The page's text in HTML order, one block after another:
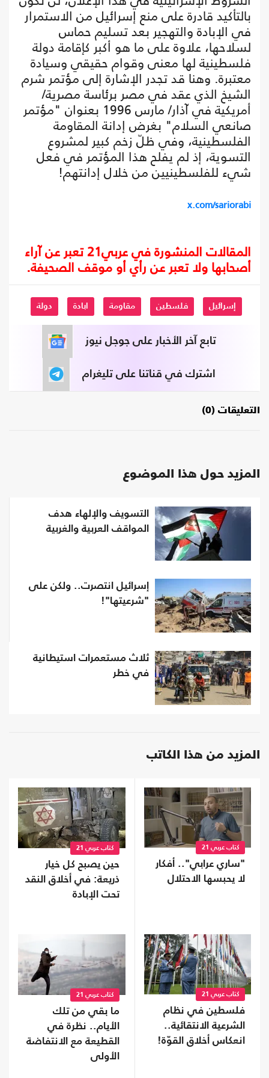
بالتأكيد قادرة على منع إسرائيل من الاستمرار
في الإبادة والتهجير بعد تسليم حماس
لسلاحها، علاوة على ما هو أكبر كإقامة دولة
فلسطينية لها معنى وقوام حقيقي وسيادة
معتبرة. وهنا قد تجدر الإشارة إلى مؤتمر شرم
الشيخ الذي عقد في مصر برئاسة مصرية/
أمريكية في آذار/ مارس 1996 بعنوان "مؤتمر
صانعي السلام" بغرض إدانة المقاومة
الفلسطينية، وفي ظلّ زخم كبير لمشروع
التسوية، إذ لم يفلح هذا المؤتمر في فعل
شيء للفلسطينيين من خلال إدانتهم!
x.com/sariorabi
المقالات المنشورة في عربي21 تعبر عن آراء
أصحابها ولا تعبر عن رأي أو موقف الصحيفة.
إسرائيل فلسطين مقاومة ابادة دولة
تابع آخر الأخبار على جوجل نيوز
اشترك في قناتنا على تليغرام
التعليقات (0)
المزيد حول هذا الموضوع
التسويف والإلهاء هدف
المواقف العربية والغربية
إسرائيل انتصرت.. ولكن على
"شرعيتها"!
ثلاث مستعمرات استيطانية
في خطر
المزيد من هذا الكاتب
كتاب عربي 21
"ساري عرابي".. أفكار
لا يحبسها الاحتلال
كتاب عربي 21
حين يصبح كل خيار
ذريعة: في أخلاق النقد
تحت الإبادة
كتاب عربي 21
فلسطين في نظام
الشرعية الانتقائية..
انعكاس أخلاق القوّة!
كتاب عربي 21
ما بقي من تلك
الأيام.. نظرة في
القطيعة مع الانتفاضة
الأولى